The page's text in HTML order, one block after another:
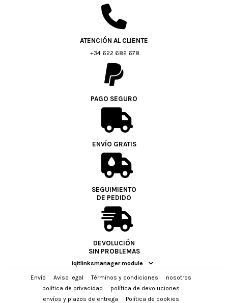
ATENCIÓN AL CLIENTE
+34 622 682 678
PAGO SEGURO
ENVÍO GRATIS
SEGUIMIENTO
DE PEDIDO
DEVOLUCIÓN
SIN PROBLEMAS
iqitlinksmanager module
Envío
Aviso legal Términos y condiciones
nosotros
política de privacidad
política de devoluciones
envíos y plazos de entrega
Política de cookies